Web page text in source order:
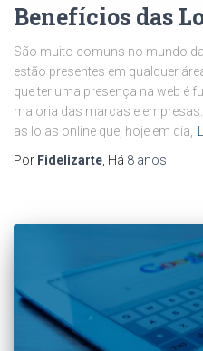
Benefícios das
São muito comuns no mundo
estão presentes em qualquer
que ter uma presença na web é
maioria das marcas e
as lojas online que, hoje em dia,
Por Fidelizarte , Há 8 anos